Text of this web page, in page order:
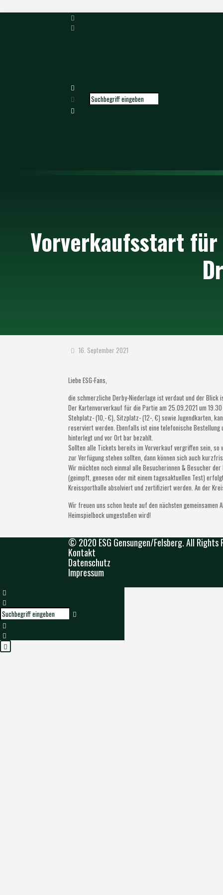
Vorverkaufsstart
16. September 2021
Liebe ESG-Fans,
die schmerzliche Derby-Niederlage ist verdaut und der
Der Kartenvorverkauf für die Partie am 25.09.2021 um
Stehplatz- (10,- €), Sitzplatz- (12-, €) sowie Jugendkarten,
reserviert werden. Ebenfalls ist eine telefonische
hinterlegt und vor Ort bar bezahlt.
Sollten alle Tickets bereits im Vorverkauf vergriffen sein, so
zur Verfügung stehen sollten, dann können sich auch
Wir möchten noch einmal alle Besucherinnen & Besucher
(geimpft, genesen oder mit einem tagesaktuellen Test)
Kreissporthalle absolviert und zertifiziert werden. An der
Wir freuen uns schon heute auf den nächsten
Heimspielbock umgestoßen wird!
© 2020 ESG Gensungen/Felsberg. All Rights
Kontakt
Datenschutz
Impressum